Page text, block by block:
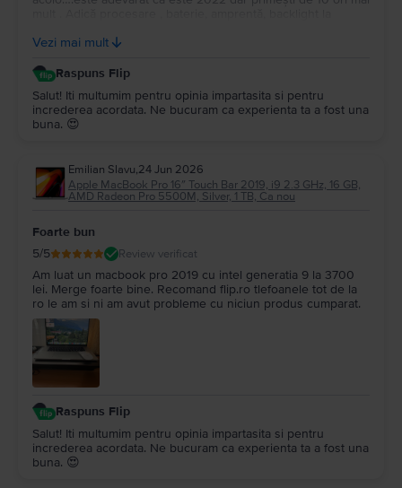
super portabil …nu îl simți în geantă…Multumesc
Vezi mai mult
Raspuns Flip
Salut! Iti multumim pentru opinia impartasita si pentru
increderea acordata. Ne bucuram ca experienta ta a fost una
buna. 😍
Emilian Slavu,24 Jun 2026
Apple MacBook Pro 16″ Touch Bar 2019, i9 2.3 GHz, 16 GB,
AMD Radeon Pro 5500M, Silver, 1 TB, Ca nou
Foarte bun
5/5 Review verificat
Am luat un macbook pro 2019 cu intel generatia 9 la 3700
lei. Merge foarte bine. Recomand flip.ro tlefoanele tot de la
ro le am si ni am avut probleme cu niciun produs cumparat.
Raspuns Flip
Salut! Iti multumim pentru opinia impartasita si pentru
increderea acordata. Ne bucuram ca experienta ta a fost una
buna. 😍